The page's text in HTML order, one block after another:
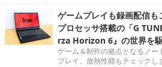
ゲームプレイも録画配信
プロセッサ搭載の「G
rza Horizon 6』の世界を
ゲーム＆制作の拠点となるノー
プレイ。放熱性能もチェックし